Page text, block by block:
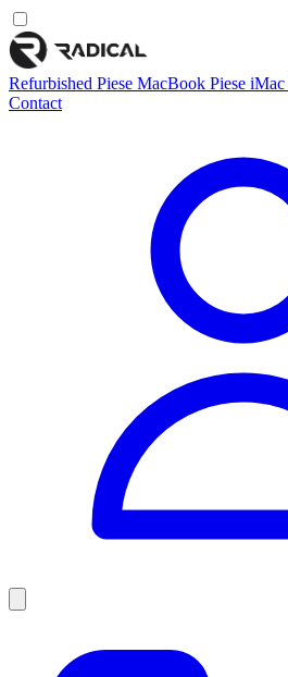
Refurbished Piese MacBook Piese iMac
Contact